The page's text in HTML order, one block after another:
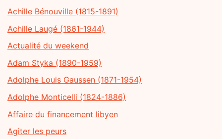
Achille Bénouville (1815-1891)
Achille Laugé (1861-1944)
Actualité du weekend
Adam Styka (1890-1959)
Adolphe Louis Gaussen (1871-1954)
Adolphe Monticelli (1824-1886)
Affaire du financement libyen
Agiter les peurs